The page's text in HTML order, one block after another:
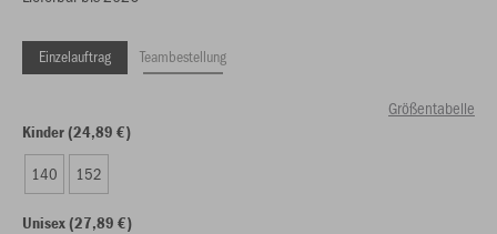
Einzelauftrag Teambestellung
Größentabelle
Kinder (24,89 €)
140 152
Unisex (27,89 €)